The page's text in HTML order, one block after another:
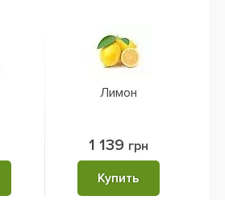
Лимон
1 139 грн
Купить